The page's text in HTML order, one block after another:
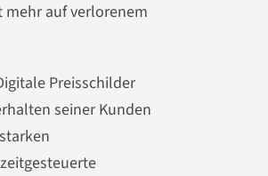
auf verlorenem
Preisschilder
seiner Kunden